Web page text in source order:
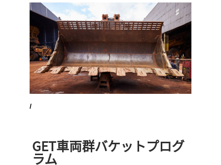
/
GET車両群バケットプログ
ラム